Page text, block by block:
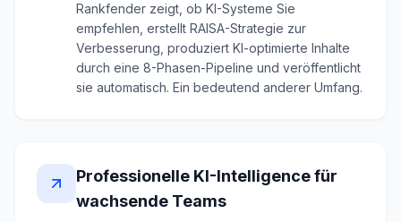
Rankfender zeigt, ob KI-Systeme Sie
empfehlen, erstellt RAISA-Strategie zur
Verbesserung, produziert KI-optimierte Inhalte
durch eine 8-Phasen-Pipeline und veröffentlicht
sie automatisch. Ein bedeutend anderer Umfang.
Professionelle KI-Intelligence für
wachsende Teams